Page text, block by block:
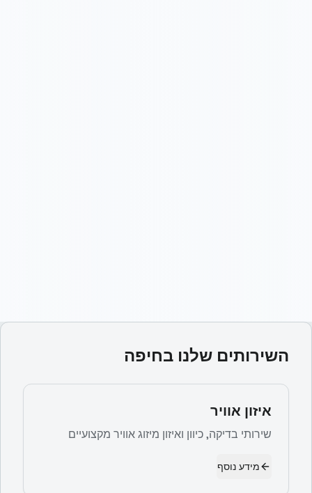
השירותים שלנו בחיפה
איזון אוויר
שירותי בדיקה, כיוון ואיזון מיזוג אוויר מקצועיים
מידע נוסף